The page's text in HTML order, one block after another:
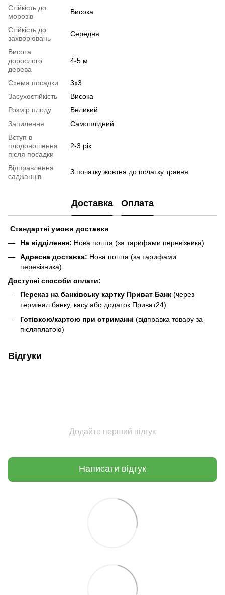
Стійкість до
морозів
Висока
Стійкість до
захворювань
Середня
Висота
дорослого
дерева
4-5 м
Схема посадки
3х3
Засухостійкість
Висока
Розмір плоду
Великий
Запилення
Самоплідний
Вступ в
плодоношення
після посадки
2-3 рік
Відправлення
саджанців
З початку жовтня до початку травня
Доставка Оплата
Стандартні умови доставки
На відділення: Нова пошта (за тарифами перевізника)
Адресна доставка: Нова пошта (за тарифами
перевізника)
Доступні способи оплати:
Переказ на банківську картку Приват Банк (через
термінал банку, касу або додаток Приват24)
Готівкою/картою при отриманні (відправка товару за
післяплатою)
Відгуки
Додайте перший відгук
Написати відгук